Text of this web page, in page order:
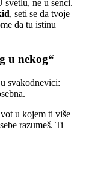
svetlu, ne u senci.
, seti se da tvoje
da tu istinu
u nekog“
svakodnevici:
u kojem ti više
razumeš. Ti